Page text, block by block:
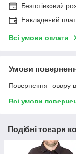
Безготівковий
Накладений
Всі умови оплати
Умови
Повернення товару
Всі умови
Подібні товари